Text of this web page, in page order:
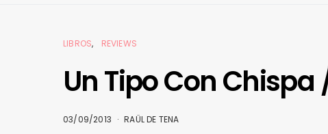
LIBROS REVIEWS
Un Tipo Con Chispa
03/09/2013 RAÜL DE TENA